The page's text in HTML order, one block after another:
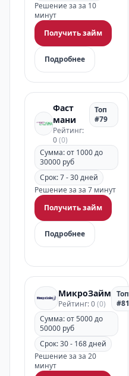
Решение за за 10
минут
Получить займ
Подробнее
Фаст
мани
Рейтинг:
0(0)
Топ
#79
Сумма: от 1000 до
30000 руб
Срок: 7 - 30 дней
Решение за за 7 минут
Получить займ
Подробнее
МикроЗайм
Рейтинг: 0(0)
Топ
#81
Сумма: от 5000 до
50000 руб
Срок: 30 - 168 дней
Решение за за 20
минут